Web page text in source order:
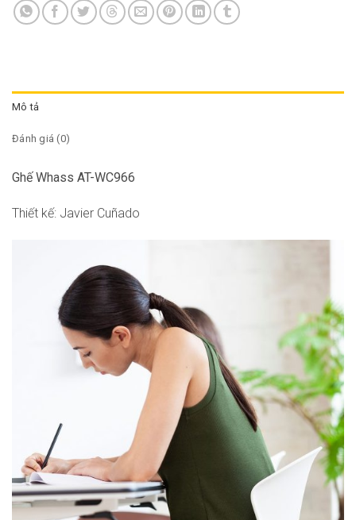
Mô tả
Đánh giá (0)
Ghế Whass AT-WC966
Thiết kế: Javier Cuñado